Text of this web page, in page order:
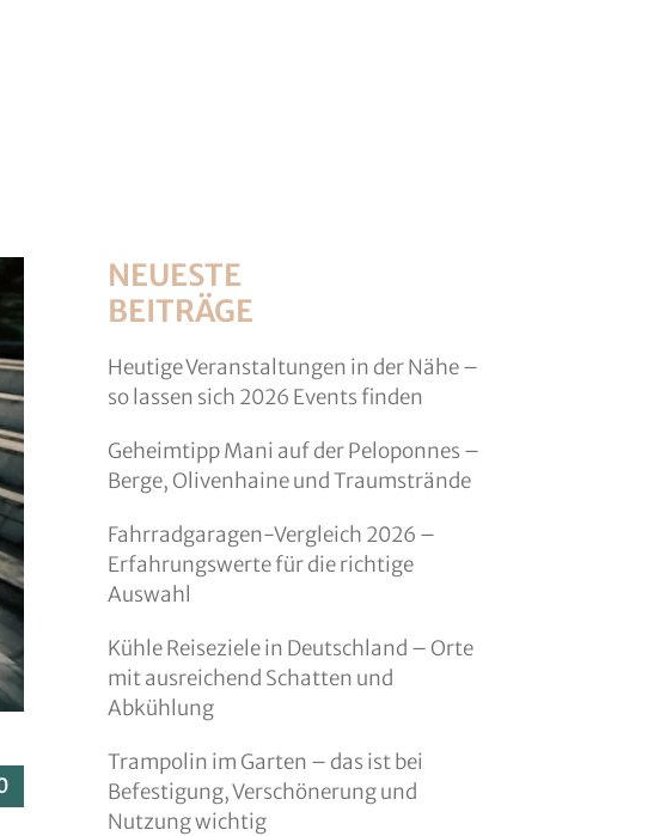
NEUESTE
BEITRÄGE
Heutige Veranstaltungen in der Nähe –
so lassen sich 2026 Events finden
Geheimtipp Mani auf der Peloponnes –
Berge, Olivenhaine und Traumstrände
Fahrradgaragen-Vergleich 2026 –
Erfahrungswerte für die richtige
Auswahl
Kühle Reiseziele in Deutschland – Orte
mit ausreichend Schatten und
Abkühlung
Trampolin im Garten – das ist bei
Befestigung, Verschönerung und
Nutzung wichtig